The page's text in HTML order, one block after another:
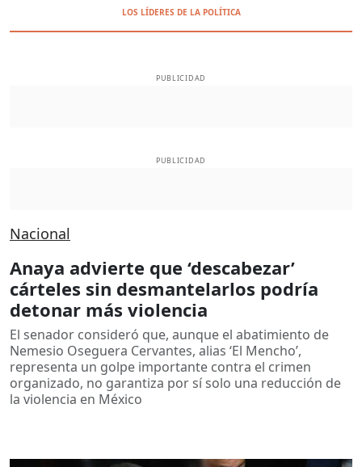
LOS LÍDERES DE LA POLÍTICA
PUBLICIDAD
PUBLICIDAD
Nacional
Anaya advierte que ‘descabezar’
cárteles sin desmantelarlos podría
detonar más violencia
El senador consideró que, aunque el abatimiento de
Nemesio Oseguera Cervantes, alias ‘El Mencho’,
representa un golpe importante contra el crimen
organizado, no garantiza por sí solo una reducción de
la violencia en México